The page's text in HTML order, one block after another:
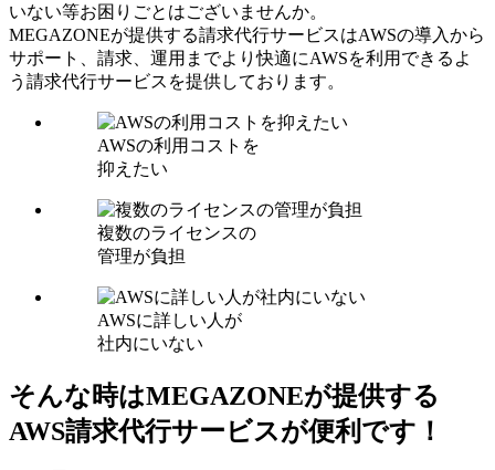
いない等お困りごとはございませんか。
MEGAZONEが提供する請求代行サービスはAWSの導入から
サポート、請求、運用までより快適にAWSを利用できるよ
う請求代行サービスを提供しております。
AWSの利用コストを
抑えたい
複数のライセンスの
管理が負担
AWSに詳しい人が
社内にいない
そんな時はMEGAZONEが提供する
AWS請求代行サービスが便利です！